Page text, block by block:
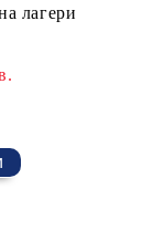
лагери